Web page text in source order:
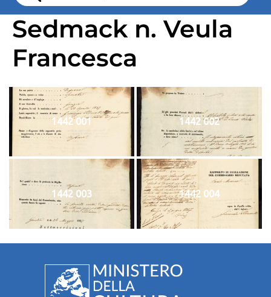
Sedmack n. Veula
Francesca
1442 001 1442 002
1442 003 1442 004